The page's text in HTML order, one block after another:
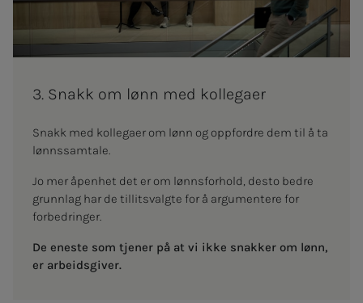
3. Snakk om lønn med kol­­­le­­­ga­er
Snakk med kollegaer om lønn og oppfordre dem til å ta
lønnssamtale.
Jo mer åpenhet det er om lønnsforhold, desto bedre
grunnlag har de tillitsvalgte for å argumentere for
forbedringer.
De eneste som tjener på at vi ikke snakker om lønn,
er arbeidsgiver.